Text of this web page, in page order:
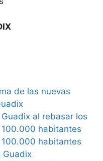
de las nuevas
al rebasar los
habitantes
habitantes
Guadix